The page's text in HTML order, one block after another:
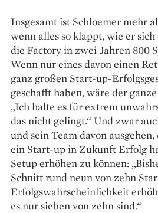
Insgesamt ist Schloemer mehr
wenn alles so klappt, wie er
die Factory in zwei Jahren 800
Wenn nur eines davon einen
ganz großen Start-up-
geschafft haben, wäre der
„Ich halte es für extrem
das nicht gelingt.“ Und zwar
und sein Team davon ausgehen,
ein Start-up in Zukunft Erfolg
Setup erhöhen zu können:
Schnitt rund neun von zehn
Erfolgswahrscheinlichkeit
es nur sieben von zehn sind.“